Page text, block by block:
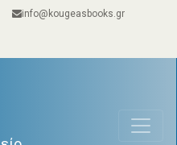
info@kougeasbooks.gr